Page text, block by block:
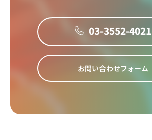
03-3552-4021
お問い合わせフォーム